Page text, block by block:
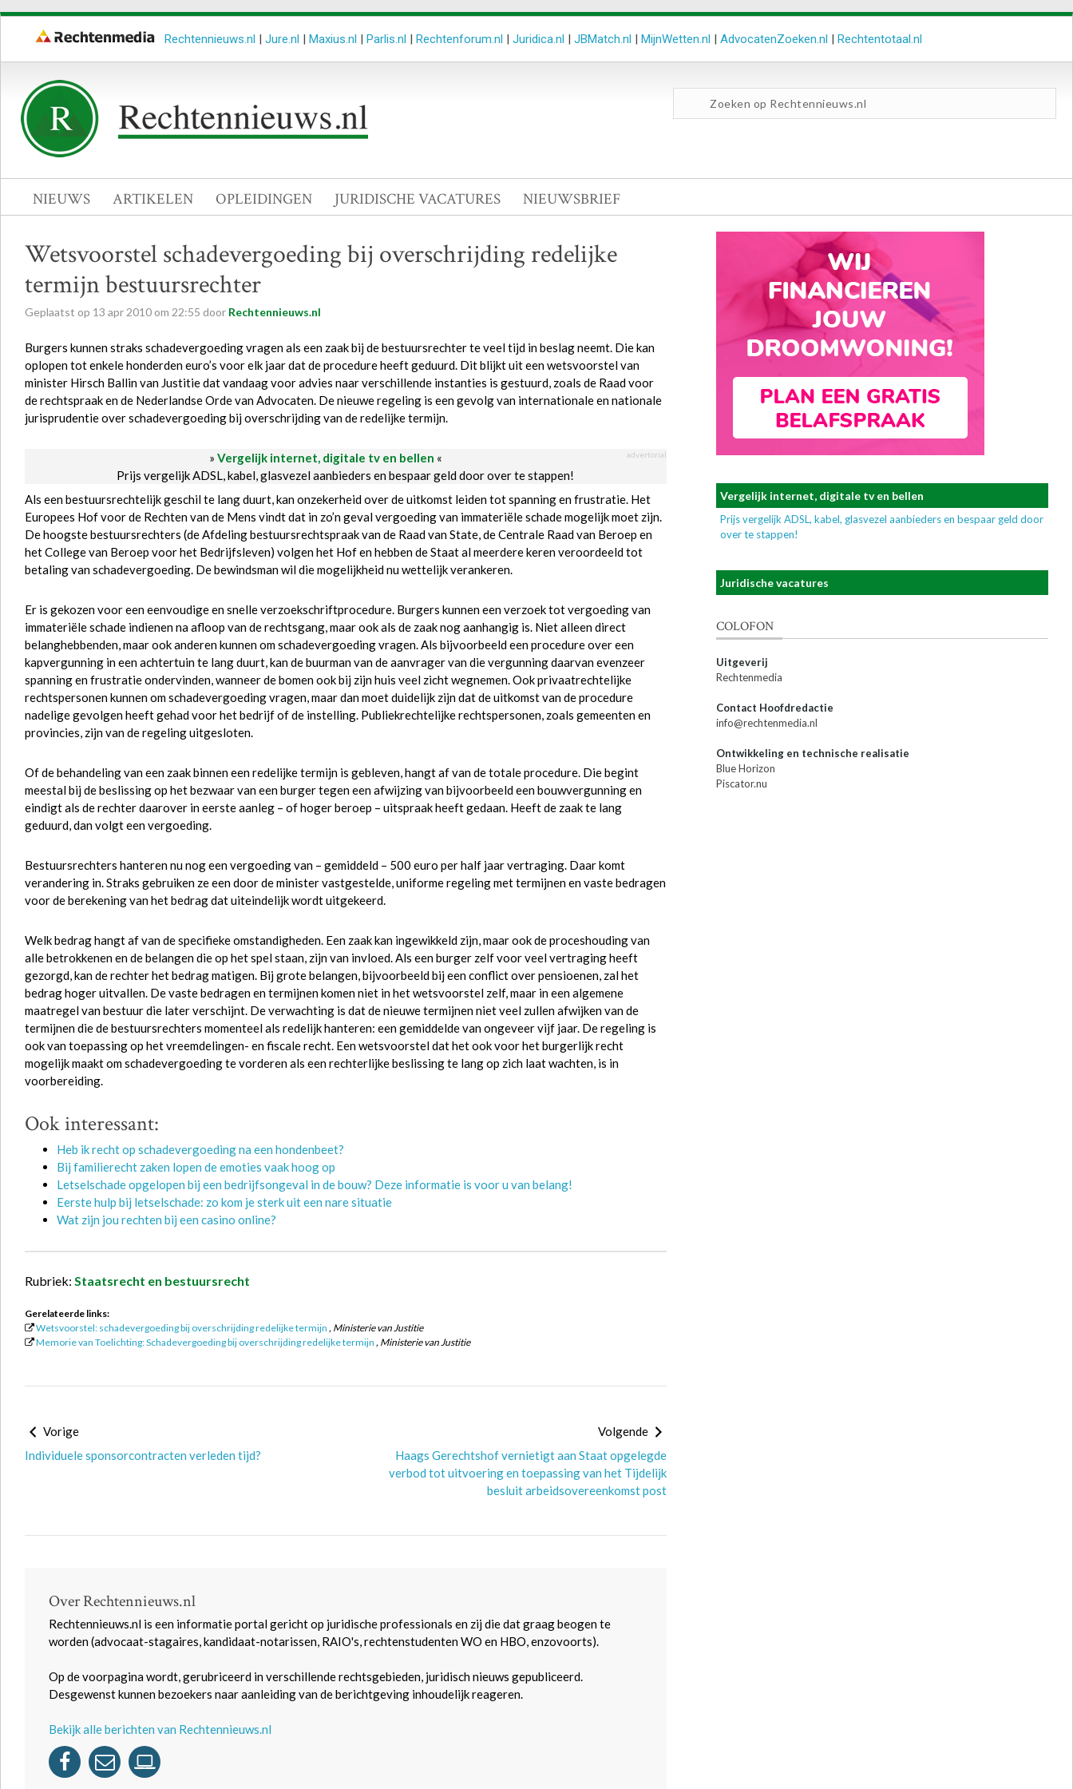
Rechtennieuws.nl | Jure.nl | Maxius.nl | Parlis.nl | Rechtenforum.nl | Juridica.nl | JBMatch.nl | MijnWetten.nl | AdvocatenZoeken.nl | Rechtentotaal.nl
NIEUWS ARTIKELEN OPLEIDINGEN JURIDISCHE VACATURES NIEUWSBRIEF
Wetsvoorstel schadevergoeding bij overschrijding redelijke
termijn bestuursrechter
Geplaatst op 13 apr 2010 om 22:55 door Rechtennieuws.nl
Burgers kunnen straks schadevergoeding vragen als een zaak bij de bestuursrechter te veel tijd in beslag neemt. Die kan
oplopen tot enkele honderden euro’s voor elk jaar dat de procedure heeft geduurd. Dit blijkt uit een wetsvoorstel van
minister Hirsch Ballin van Justitie dat vandaag voor advies naar verschillende instanties is gestuurd, zoals de Raad voor
de rechtspraak en de Nederlandse Orde van Advocaten. De nieuwe regeling is een gevolg van internationale en nationale
jurisprudentie over schadevergoeding bij overschrijding van de redelijke termijn.
» Vergelijk internet, digitale tv en bellen « advertorial
Prijs vergelijk ADSL, kabel, glasvezel aanbieders en bespaar geld door over te stappen!
Als een bestuursrechtelijk geschil te lang duurt, kan onzekerheid over de uitkomst leiden tot spanning en frustratie. Het
Europees Hof voor de Rechten van de Mens vindt dat in zo’n geval vergoeding van immateriële schade mogelijk moet zijn.
De hoogste bestuursrechters (de Afdeling bestuursrechtspraak van de Raad van State, de Centrale Raad van Beroep en
het College van Beroep voor het Bedrijfsleven) volgen het Hof en hebben de Staat al meerdere keren veroordeeld tot
betaling van schadevergoeding. De bewindsman wil die mogelijkheid nu wettelijk verankeren.
Er is gekozen voor een eenvoudige en snelle verzoekschriftprocedure. Burgers kunnen een verzoek tot vergoeding van
immateriële schade indienen na afloop van de rechtsgang, maar ook als de zaak nog aanhangig is. Niet alleen direct
belanghebbenden, maar ook anderen kunnen om schadevergoeding vragen. Als bijvoorbeeld een procedure over een
kapvergunning in een achtertuin te lang duurt, kan de buurman van de aanvrager van die vergunning daarvan evenzeer
spanning en frustratie ondervinden, wanneer de bomen ook bij zijn huis veel zicht wegnemen. Ook privaatrechtelijke
rechtspersonen kunnen om schadevergoeding vragen, maar dan moet duidelijk zijn dat de uitkomst van de procedure
nadelige gevolgen heeft gehad voor het bedrijf of de instelling. Publiekrechtelijke rechtspersonen, zoals gemeenten en
provincies, zijn van de regeling uitgesloten.
Of de behandeling van een zaak binnen een redelijke termijn is gebleven, hangt af van de totale procedure. Die begint
meestal bij de beslissing op het bezwaar van een burger tegen een afwijzing van bijvoorbeeld een bouwvergunning en
eindigt als de rechter daarover in eerste aanleg – of hoger beroep – uitspraak heeft gedaan. Heeft de zaak te lang
geduurd, dan volgt een vergoeding.
Bestuursrechters hanteren nu nog een vergoeding van – gemiddeld – 500 euro per half jaar vertraging. Daar komt
verandering in. Straks gebruiken ze een door de minister vastgestelde, uniforme regeling met termijnen en vaste bedragen
voor de berekening van het bedrag dat uiteindelijk wordt uitgekeerd.
Welk bedrag hangt af van de specifieke omstandigheden. Een zaak kan ingewikkeld zijn, maar ook de proceshouding van
alle betrokkenen en de belangen die op het spel staan, zijn van invloed. Als een burger zelf voor veel vertraging heeft
gezorgd, kan de rechter het bedrag matigen. Bij grote belangen, bijvoorbeeld bij een conflict over pensioenen, zal het
bedrag hoger uitvallen. De vaste bedragen en termijnen komen niet in het wetsvoorstel zelf, maar in een algemene
maatregel van bestuur die later verschijnt. De verwachting is dat de nieuwe termijnen niet veel zullen afwijken van de
termijnen die de bestuursrechters momenteel als redelijk hanteren: een gemiddelde van ongeveer vijf jaar. De regeling is
ook van toepassing op het vreemdelingen- en fiscale recht. Een wetsvoorstel dat het ook voor het burgerlijk recht
mogelijk maakt om schadevergoeding te vorderen als een rechterlijke beslissing te lang op zich laat wachten, is in
voorbereiding.
Ook interessant:
Heb ik recht op schadevergoeding na een hondenbeet?
Bij familierecht zaken lopen de emoties vaak hoog op
Letselschade opgelopen bij een bedrijfsongeval in de bouw? Deze informatie is voor u van belang!
Eerste hulp bij letselschade: zo kom je sterk uit een nare situatie
Wat zijn jou rechten bij een casino online?
Rubriek: Staatsrecht en bestuursrecht
Gerelateerde links:
Wetsvoorstel: schadevergoeding bij overschrijding redelijke termijn , Ministerie van Justitie
Memorie van Toelichting: Schadevergoeding bij overschrijding redelijke termijn , Ministerie van Justitie
Vorige
Individuele sponsorcontracten verleden tijd?
Volgende
Haags Gerechtshof vernietigt aan Staat opgelegde
verbod tot uitvoering en toepassing van het Tijdelijk
besluit arbeidsovereenkomst post
Over Rechtennieuws.nl
Rechtennieuws.nl is een informatie portal gericht op juridische professionals en zij die dat graag beogen te
worden (advocaat-stagaires, kandidaat-notarissen, RAIO's, rechtenstudenten WO en HBO, enzovoorts).
Op de voorpagina wordt, gerubriceerd in verschillende rechtsgebieden, juridisch nieuws gepubliceerd.
Desgewenst kunnen bezoekers naar aanleiding van de berichtgeving inhoudelijk reageren.
Bekijk alle berichten van Rechtennieuws.nl
Vergelijk internet, digitale tv en bellen
Prijs vergelijk ADSL, kabel, glasvezel aanbieders en bespaar geld door
over te stappen!
Juridische vacatures
COLOFON
Uitgeverij
Rechtenmedia
Contact Hoofdredactie
info@rechtenmedia.nl
Ontwikkeling en technische realisatie
Blue Horizon
Piscator.nu